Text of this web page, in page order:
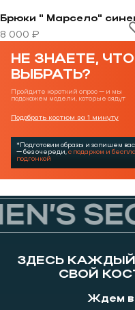
Перейти к товару
8 000 ₽
НЕ ЗНАЕТЕ, ЧТО
ВЫБРАТЬ?
Пройдите короткий опрос — и мы
подскажем модели, которые сядут
Подобрать костюм за 1 минуту
*Подготовим образы и запишем
— без очереди, с подарком и
подгонкой
ЗДЕСЬ
СВОЙ
Ждем